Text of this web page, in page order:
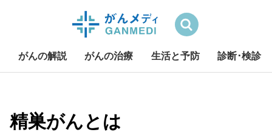
検索
がんの解説 がんの治療 生活と予防 診断･検診
精巣がんとは